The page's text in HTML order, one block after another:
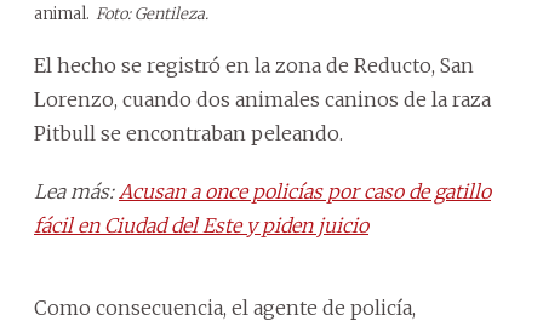
animal. Foto: Gentileza.
El hecho se registró en la zona de Reducto, San
Lorenzo, cuando dos animales caninos de la raza
Pitbull se encontraban peleando.
Lea más: Acusan a once policías por caso de gatillo
fácil en Ciudad del Este y piden juicio
Como consecuencia, el agente de policía,